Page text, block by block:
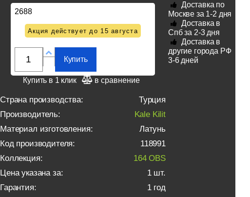
2688
Акция действует до 15 августа
Купить
Купить в 1 клик в сравнение
Страна производства:
Турция
Производитель:
Kale Kilit
Материал изготовления:
Латунь
Код производителя:
118991
Коллекция:
164 OBS
Цена указана за:
1 шт.
Гарантия:
1 год
Доставка по
Москве за 1-2 дня
Доставка в
Спб за 2-3 дня
Доставка в
другие города РФ
3-6 дней